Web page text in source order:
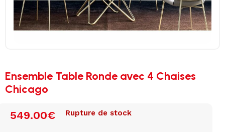
Ensemble Table Ronde avec 4 Chaises
Chicago
549.00€ Rupture de stock